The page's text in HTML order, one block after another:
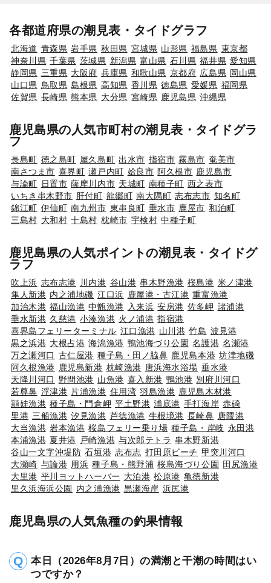
各都道府県の潮見表・タイドグラフ
北海道 青森県 岩手県 秋田県 宮城県 山形県 福島県 東京都
神奈川県 千葉県 茨城県 新潟県 富山県 石川県 福井県 愛知県
静岡県 三重県 大阪府 兵庫県 和歌山県 京都府 広島県 岡山県
山口県 鳥取県 島根県 高知県 香川県 徳島県 愛媛県 福岡県
佐賀県 長崎県 熊本県 大分県 宮崎県 鹿児島県 沖縄県
鹿児島県の人気市町村の潮見表・タイドグラ
フ
長島町 徳之島町 屋久島町 出水市 指宿市 霧島市 奄美市
南さつま市 喜界町 瀬戸内町 姶良市 阿久根市 鹿児島市
与論町 日置市 薩摩川内市 天城町 南種子町 西之表市
いちき串木野市 肝付町 龍郷町 南大隅町 志布志市 知名町
錦江町 伊仙町 南九州市 東串良町 垂水市 鹿屋市 和泊町
三島村 大和村 十島村 枕崎市 宇検村 中種子町
鹿児島県の人気ポイントの潮見表・タイドグ
ラフ
吹上浜 志布志港 川内港 谷山港 串木野漁港 桜島港 米ノ津港
隼人新港 内之浦地磯 江口浜 鹿屋港・古江港 重富漁港
加治木港 福山漁港 中甑漁港 入来浜 安房港 佐多岬 諸浦港
垂水新港 久慈港 小湊漁港 火ノ浦港 指宿港
喜界島フェリーターミナル 江口漁港 山川港 竹島 波見港
黒之浜港 大根占港 海潟漁港 鴨池海づり公園 名護港 名瀬港
万之瀬河口 古仁屋港 種子島・田ノ脇鼻 鹿児島本港 坊津地磯
阿久根漁港 鹿児島新港 枕崎漁港 唐浜海水浴場 垂水港
天降川河口
野間池港 山魚港 喜入新港 鴨池港 別府川河口
若尊鼻 浮津港 片浦漁港 住用湾 羽島漁港 鹿児島木材港
頴娃漁港 種子島・門倉岬 平土野港 浦底港 手打海岸 赤碕
里港 三船漁港 汐見漁港 芦徳漁港 牛根境港 長崎鼻 唐隈港
大当漁港 岩本漁港 桜島フェリー乗り場 種子島・岸岐 永田港
本浦漁港 夏井港 戸崎漁港 与次郎テトラ 串木野新港
谷山一文字沖堤防 石垣港 志布志 打田原ビーチ 甲突川河口
大瀬崎 与論港 用浜 種子島・熊野浦 桜島海づり公園
田尻漁港
大里港 平川ヨットハーバー 大泊港 松原港 亀徳新港
里久浜海浜公園
内之浦漁港 黒瀬海岸 浜尻港
鹿児島県の人気魚種の釣果情報
本日（2026年8月7日）の満潮と干潮の時間はい
つですか？